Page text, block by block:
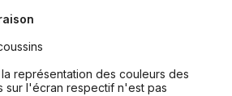
la livraison
représentation des couleurs des
sur l'écran respectif n'est pas